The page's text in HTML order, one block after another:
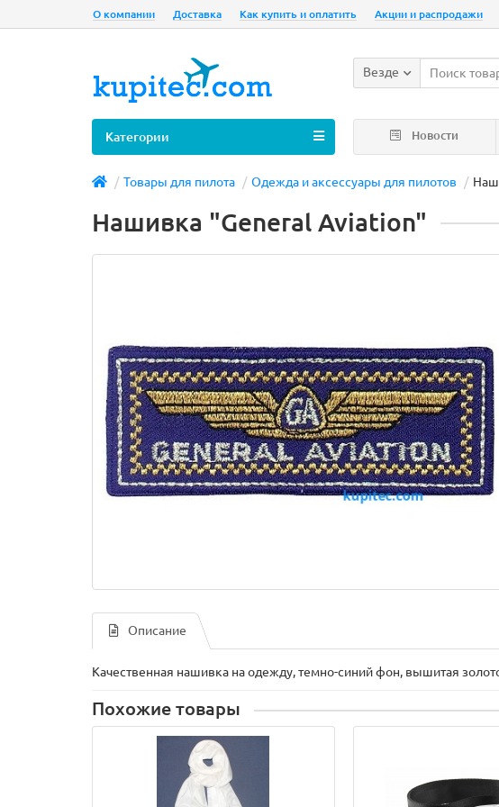
О компании Доставка Как купить и оплатить Акции и распродажи
Везде
Новости
Категории
Товары для пилота Одежда и аксессуары для пилотов
Нашивка "General Aviation"
Описание
Качественная нашивка на одежду, темно-синий фон, вышитая
Похожие товары